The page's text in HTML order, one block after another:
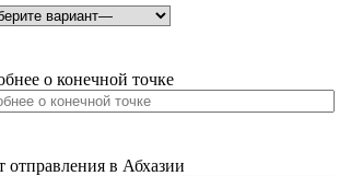
о конечной точке
отправления в Абхазии